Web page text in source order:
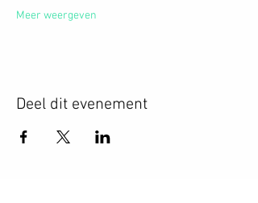
Meer weergeven
Deel dit evenement